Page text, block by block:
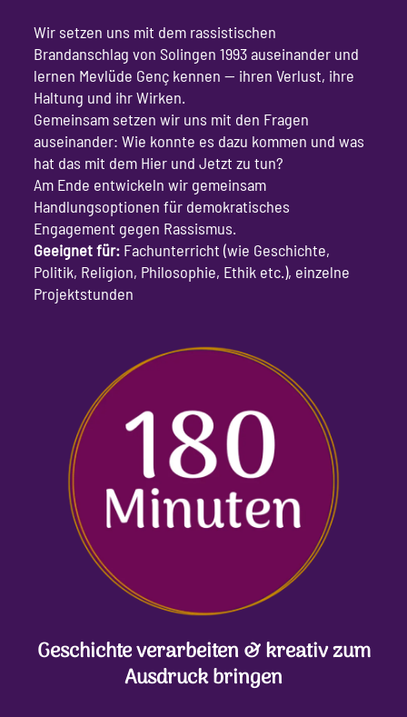
Wir setzen uns mit dem rassistischen
Brandanschlag von Solingen 1993 auseinander und
lernen Mevlüde Genç kennen — ihren Verlust, ihre
Haltung und ihr Wirken.
Gemeinsam setzen wir uns mit den Fragen
auseinander: Wie konnte es dazu kommen und was
hat das mit dem Hier und Jetzt zu tun?
Am Ende entwickeln wir gemeinsam
Handlungsoptionen für demokratisches
Engagement gegen Rassismus.
Geeignet für:Fachunterricht (wie Geschichte,
Politik, Religion, Philosophie, Ethik etc.), einzelne
Projektstunden
Geschichte verarbeiten & kreativ zum
Ausdruck bringen